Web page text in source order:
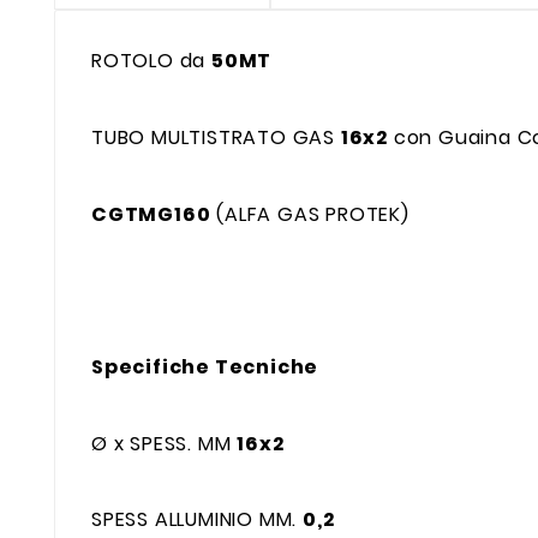
ROTOLO da 50MT
TUBO MULTISTRATO GAS 16x2 con Guaina
CGTMG160 (ALFA GAS PROTEK)
Specifiche Tecniche
Ø x SPESS. MM16x2
SPESS ALLUMINIO MM. 0,2